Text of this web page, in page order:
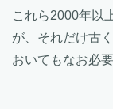
これら2000年以
が、それだけ古
おいてもなお必